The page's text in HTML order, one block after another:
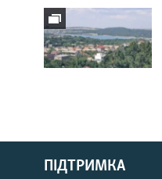
Русский
QırımtatarПІДТРИМКА